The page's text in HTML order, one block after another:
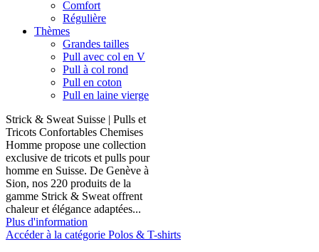
Comfort
Régulière
Thèmes
Grandes tailles
Pull avec col en V
Pull à col rond
Pull en coton
Pull en laine vierge
Strick & Sweat Suisse | Pulls et
Tricots Confortables Chemises
Homme propose une collection
exclusive de tricots et pulls pour
homme en Suisse. De Genève à
Sion, nos 220 produits de la
gamme Strick & Sweat offrent
chaleur et élégance adaptées...
Plus d'information
Accéder à la catégorie Polos & T-shirts